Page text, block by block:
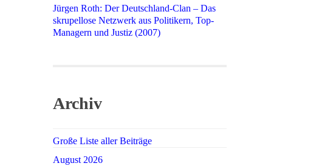
Jürgen Roth: Der Deutschland-Clan – Das
skrupellose Netzwerk aus Politikern, Top-
Managern und Justiz (2007)
Archiv
Große Liste aller Beiträge
August 2026